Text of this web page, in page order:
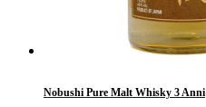
Nobushi Pure Malt Whisky 3 Anni